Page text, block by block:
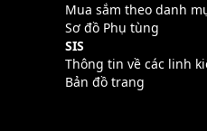
Mua sắm theo danh
Sơ đồ Phụ tùng
SIS
Thông tin về các linh
Bản đồ trang